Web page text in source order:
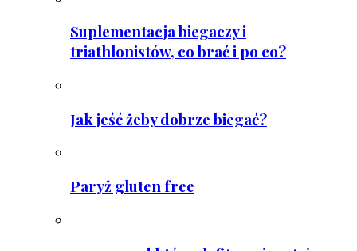
Suplementacja biegaczy i
triathlonistów, co brać i po co?
Jak jeść żeby dobrze biegać?
Paryż gluten free